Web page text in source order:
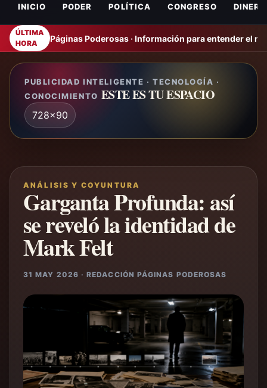
INICIO PODER POLÍTICA CONGRESO DINERO
ÚLTIMA
HORA
Páginas Poderosas · Información para entender el
PUBLICIDAD INTELIGENTE · TECNOLOGÍA ·
CONOCIMIENTO ESTE ES TU ESPACIO
728x90
ANÁLISIS Y COYUNTURA
Garganta Profunda: así
se reveló la identidad de
Mark Felt
31 MAY 2026 · REDACCIÓN PÁGINAS PODEROSAS